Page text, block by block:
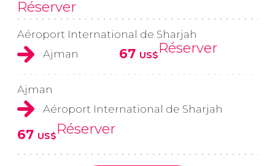
Réserver
Aéroport International de Sharjah
Ajman
67 US$Réserver
Ajman
Aéroport International de Sharjah
67 US$Réserver